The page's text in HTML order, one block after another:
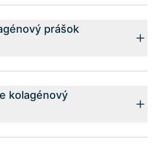
prášok
kolagénový